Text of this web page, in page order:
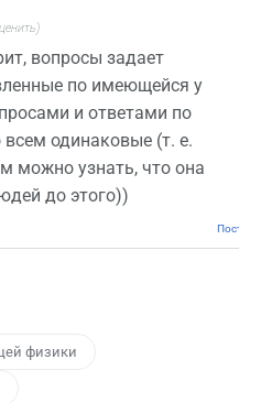
вопросы задает
по имеющейся у
и ответами по
одинаковые (т. е.
можно узнать, что она
до этого))
физики